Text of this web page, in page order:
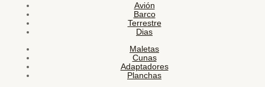
Avión
Barco
Terrestre
Dias
Maletas
Cunas
Adaptadores
Planchas